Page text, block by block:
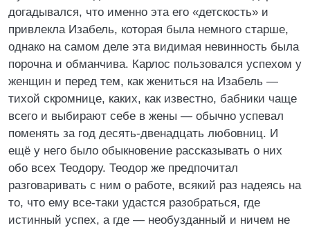
догадывался, что именно эта его «детскость» и
привлекла Изабель, которая была немного старше,
однако на самом деле эта видимая невинность была
порочна и обманчива. Карлос пользовался успехом у
женщин и перед тем, как жениться на Изабель —
тихой скромнице, каких, как известно, бабники чаще
всего и выбирают себе в жены — обычно успевал
поменять за год десять-двенадцать любовниц. И
ещё у него было обыкновение рассказывать о них
обо всех Теодору. Теодор же предпочитал
разговаривать с ним о работе, всякий раз надеясь на
то, что ему все-таки удастся разобраться, где
истинный успех, а где — необузданный и ничем не